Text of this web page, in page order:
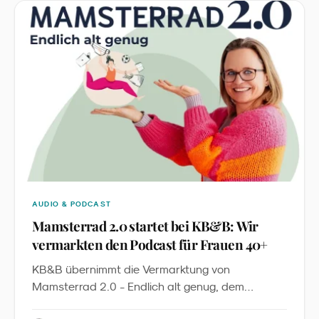
Kampagne: Es ist die erste sichtbare Anwendung
eines global geltenden Character-Licensing-
Standards im deutschen LEH.
AUDIO & PODCAST
Mamsterrad 2.0 startet bei KB&B: Wir
vermarkten den Podcast für Frauen 40+
KB&B übernimmt die Vermarktung von
Mamsterrad 2.0 - Endlich alt genug, dem